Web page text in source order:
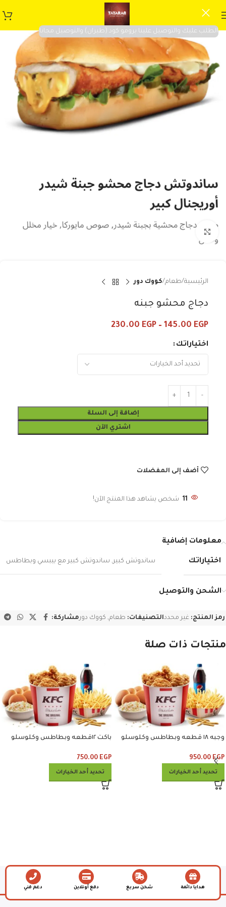
الطلب عليك والتوصيل علينا برومو كود (طيران) والتوصيل مجانا
Click to enlarge
الرئيسية طعام كووك دور
دجاج محشو جبنه
145.00 EGP
–
230.00 EGP
اختياراتك
إضافة إلى السلة
اشتري الآن
أضف إلى المفضلات
11 شخص يشاهد هذا المنتج الآن!
معلومات إضافية
اختياراتك ساندوتش كبير, ساندوتش كبير مع بيبسي وبطاطس
الشحن والتوصيل
رمز المنتج: غير محددالتصنيفات: طعام, كووك دورمشاركة:
منتجات ذات صلة
وجبه ١٨ قطعه وبطاطس وكلوسلو
950.00 EGP
تحديد أحد الخيارات
باكت ١٢قطعه وبطاطس وكلوسلو
750.00 EGP
تحديد أحد الخيارات
هدايا دائمة شحن سريع دفع أونلاين دعم فني